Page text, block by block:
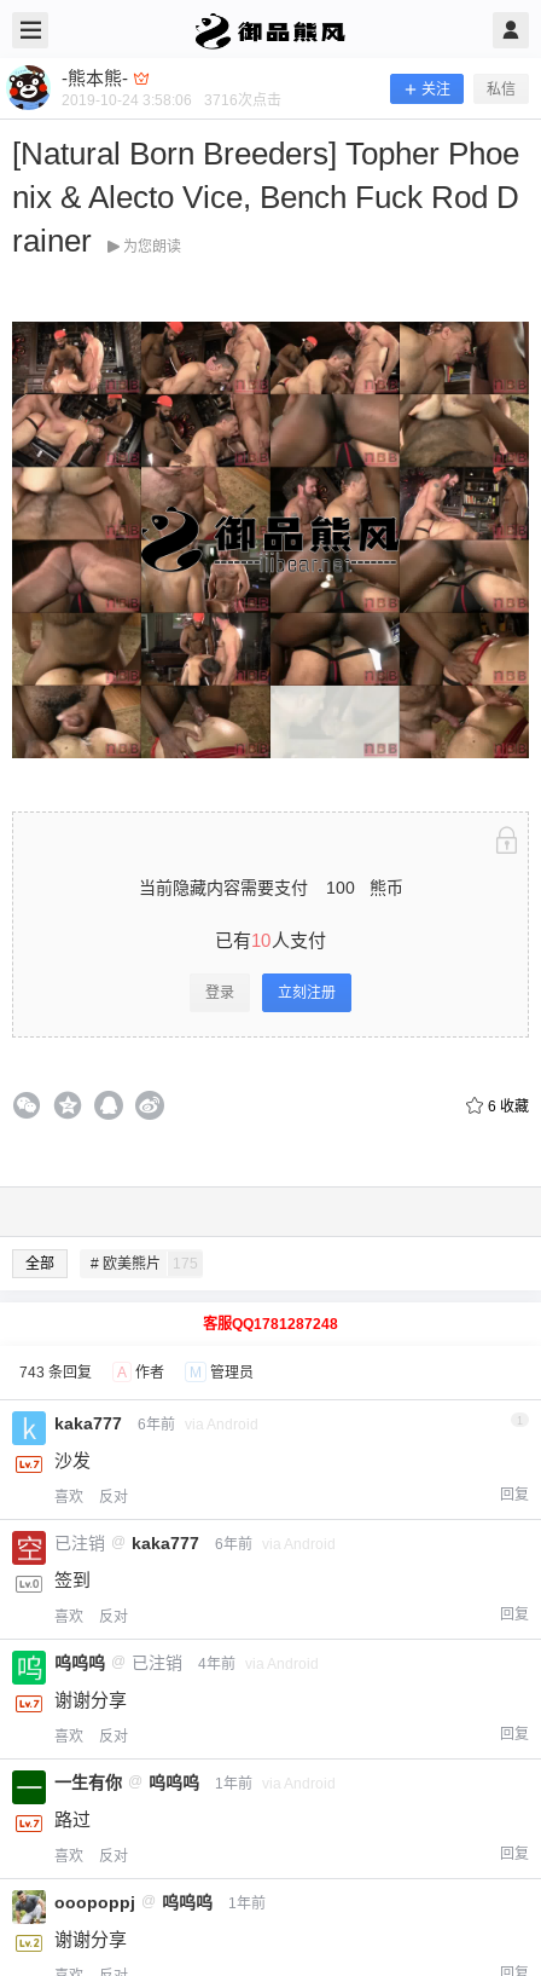
-熊本熊-
2019-10-24 3:58:06 3716次点击
关注 私信
[Natural Born Breeders] Topher Phoe
nix & Alecto Vice, Bench Fuck Rod D
rainer
为您朗读
当前隐藏内容需要支付 100 熊币
已有10人支付
登录 立刻注册
6 收藏
全部 # 欧美熊片 175
-熊本熊- @ 御品熊风 2019/10/24
[Natural Born Breeders] Topher Phoen
ix & Alecto Vice, Bench Fuck Rod Drai
ner
当前隐藏内容需要支付100熊币 已有10人支付 登录
立刻注册 0 收藏
扫描二维码继续阅读
客服QQ1781287248
743 条回复 A 作者 M 管理员
kaka777 6年前 via Android 1
沙发
喜欢 反对 回复
已注销 @ kaka777 6年前 via Android
签到
喜欢 反对 回复
呜呜呜 @ 已注销 4年前 via Android
谢谢分享
喜欢 反对 回复
一生有你 @ 呜呜呜 1年前 via Android
路过
喜欢 反对 回复
ooopoppj @ 呜呜呜 1年前
谢谢分享